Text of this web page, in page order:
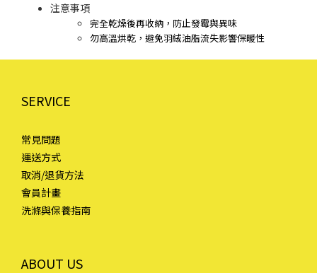
注意事項
完全乾燥後再收納，防止發霉與異味
勿高溫烘乾，避免羽絨油脂流失影響保暖性
SERVICE
常見問題
運送方式
取消/退貨方法
會員計畫
洗滌與保養指南
ABOUT US